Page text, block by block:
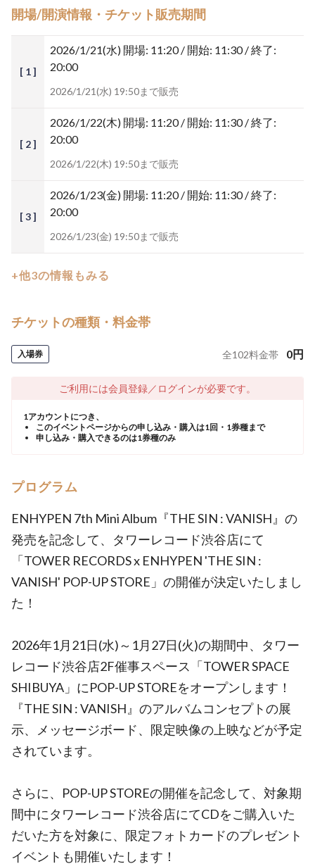
開場/開演情報・チケット販売期間
[ 1 ]
2026/1/21(水) 開場: 11:20 / 開始: 11:30 / 終了:
20:00
2026/1/21(水) 19:50まで販売
[ 2 ]
2026/1/22(木) 開場: 11:20 / 開始: 11:30 / 終了:
20:00
2026/1/22(木) 19:50まで販売
[ 3 ]
2026/1/23(金) 開場: 11:20 / 開始: 11:30 / 終了:
20:00
2026/1/23(金) 19:50まで販売
+他3の情報もみる
チケットの種類・料金帯
入場券 全102料金帯 0円
ご利用には会員登録／ログインが必要です。
1アカウントにつき、
このイベントページからの申し込み・購入は1回・1券種まで
申し込み・購入できるのは1券種のみ
プログラム
ENHYPEN 7th Mini Album『THE SIN : VANISH』の
発売を記念して、タワーレコード渋谷店にて
「TOWER RECORDS x ENHYPEN 'THE SIN :
VANISH' POP-UP STORE」の開催が決定いたしまし
た！
2026年1月21日(水)～1月27日(火)の期間中、タワー
レコード渋谷店2F催事スペース「TOWER SPACE
SHIBUYA」にPOP-UP STOREをオープンします！
『THE SIN : VANISH』のアルバムコンセプトの展
示、メッセージボード、限定映像の上映などが予定
されています。
さらに、POP-UP STOREの開催を記念して、対象期
間中にタワーレコード渋谷店にてCDをご購入いた
だいた方を対象に、限定フォトカードのプレゼント
イベントも開催いたします！